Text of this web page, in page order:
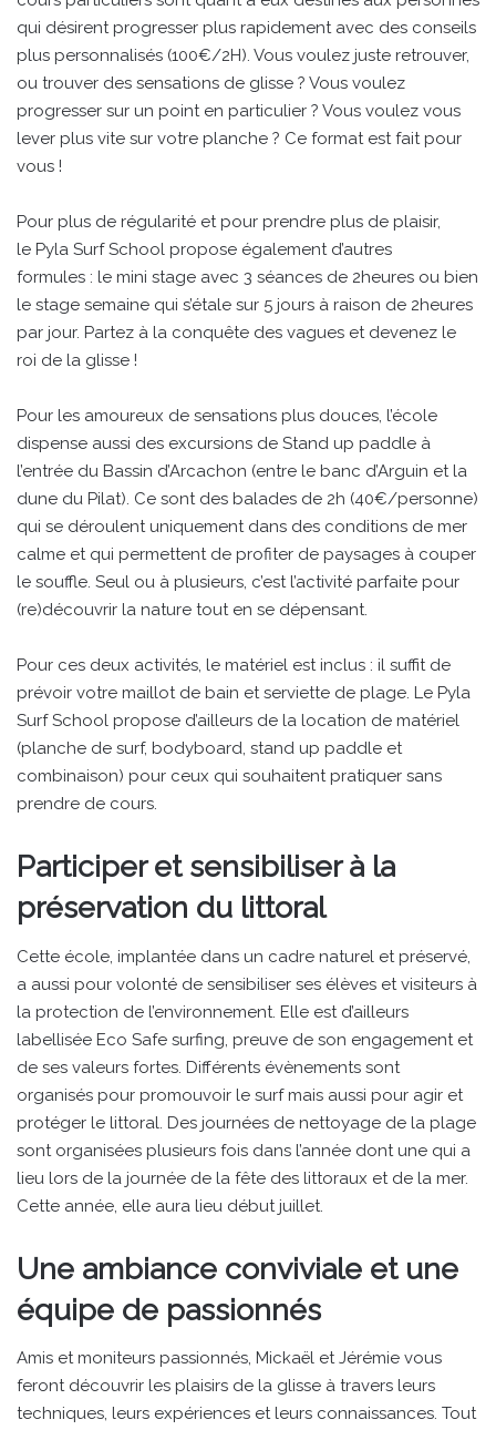
qui désirent progresser plus rapidement avec des conseils
plus personnalisés (100€/2H). Vous voulez juste retrouver,
ou trouver des sensations de glisse ? Vous voulez
progresser sur un point en particulier ? Vous voulez vous
lever plus vite sur votre planche ? Ce format est fait pour
vous !
Pour plus de régularité et pour prendre plus de plaisir,
le Pyla Surf School propose également d’autres
formules : le mini stage avec 3 séances de 2heures ou bien
le stage semaine qui s’étale sur 5 jours à raison de 2heures
par jour. Partez à la conquête des vagues et devenez le
roi de la glisse !
Pour les amoureux de sensations plus douces, l’école
dispense aussi des excursions de Stand up paddle à
l’entrée du Bassin d’Arcachon (entre le banc d’Arguin et la
dune du Pilat). Ce sont des balades de 2h (40€/personne)
qui se déroulent uniquement dans des conditions de mer
calme et qui permettent de profiter de paysages à couper
le souffle. Seul ou à plusieurs, c’est l’activité parfaite pour
(re)découvrir la nature tout en se dépensant.
Pour ces deux activités, le matériel est inclus : il suffit de
prévoir votre maillot de bain et serviette de plage. Le Pyla
Surf School propose d’ailleurs de la location de matériel
(planche de surf, bodyboard, stand up paddle et
combinaison) pour ceux qui souhaitent pratiquer sans
prendre de cours.
Participer et sensibiliser à la
préservation du littoral
Cette école, implantée dans un cadre naturel et préservé,
a aussi pour volonté de sensibiliser ses élèves et visiteurs à
la protection de l’environnement. Elle est d’ailleurs
labellisée Eco Safe surfing, preuve de son engagement et
de ses valeurs fortes. Différents évènements sont
organisés pour promouvoir le surf mais aussi pour agir et
protéger le littoral. Des journées de nettoyage de la plage
sont organisées plusieurs fois dans l’année dont une qui a
lieu lors de la journée de la fête des littoraux et de la mer.
Cette année, elle aura lieu début juillet.
Une ambiance conviviale et une
équipe de passionnés
Amis et moniteurs passionnés, Mickaël et Jérémie vous
feront découvrir les plaisirs de la glisse à travers leurs
techniques, leurs expériences et leurs connaissances. Tout